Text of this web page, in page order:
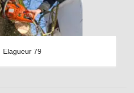
Elagueur 79